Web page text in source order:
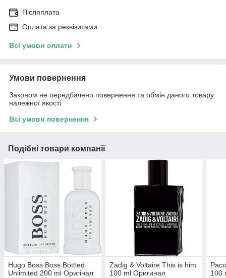
Післяплата
Оплата за реквізитами
Всі умови оплати
Умови повернення
Законом не передбачено повернення та обмін даного товару
належної якості
Всі умови повернення
Подібні товари компанії
Hugo Boss Boss Bottled
Unlimited 200 ml Оригінал
Zadig & Voltaire This is him
100 ml Оригинал
100